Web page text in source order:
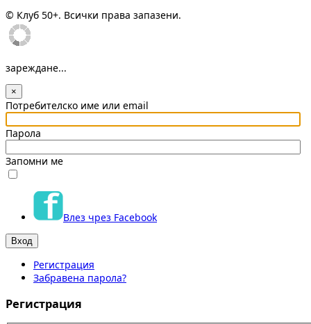
© Клуб 50+. Всички права запазени.
зареждане...
×
Потребителско име или email
Парола
Запомни ме
Влез чрез Facebook
Регистрация
Забравена парола?
Регистрация